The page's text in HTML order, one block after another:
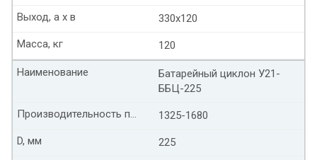
330х120
Выход, а х в
120
Масса, кг
Батарейный циклон У21-
ББЦ-225
Наименование
1325-1680
Производительность по воздуху м3/ч
225
D, мм